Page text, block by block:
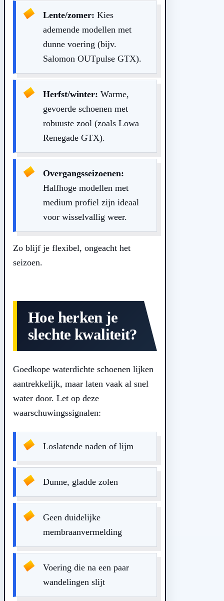
Lente/zomer: Kies
ademende modellen met
dunne voering (bijv.
Salomon OUTpulse GTX).
Herfst/winter: Warme,
gevoerde schoenen met
robuuste zool (zoals Lowa
Renegade GTX).
Overgangsseizoenen:
Halfhoge modellen met
medium profiel zijn ideaal
voor wisselvallig weer.
Zo blijf je flexibel, ongeacht het
seizoen.
Hoe herken je
slechte kwaliteit?
Goedkope waterdichte schoenen lijken
aantrekkelijk, maar laten vaak al snel
water door. Let op deze
waarschuwingssignalen:
Loslatende naden of lijm
Dunne, gladde zolen
Geen duidelijke
membraanvermelding
Voering die na een paar
wandelingen slijt